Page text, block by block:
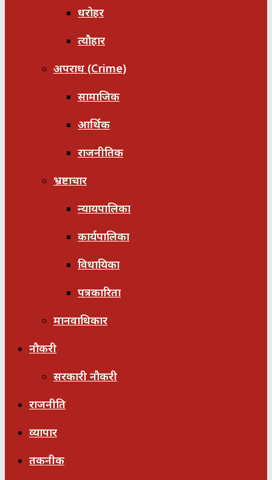
धरोहर
त्यौहार
अपराध (Crime)
सामाजिक
आर्थिक
राजनीतिक
भ्रष्टाचार
न्यायपालिका
कार्यपालिका
विधायिका
पत्रकारिता
मानवाधिकार
नौकरी
सरकारी नौकरी
राजनीति
व्यापार
तकनीक